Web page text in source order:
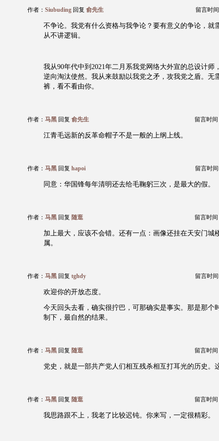
作者： Siubuding 回复 俞先生 留言时
不争论。我党有什么资格与我争论？要有意义的争论，就
从不讲逻辑。
我从90年代中到2021年二月系我党网络大外宣的总设计师
逆向淘汰使然。我从来鼓励以我党之矛，攻我党之盾。无
裤，看不看由你。
作者： 马黑 回复 俞先生 留言时间
江青毛远新的反革命帽子不是一般的上纲上线。
作者： 马黑 回复 hapoi 留言时间
同意：华国锋每年清明还去给毛鞠躬三次，是最大的假。
作者： 马黑 回复 随逛 留言时间
加上最大，应该不会错。还有一点：画像还挂在天安门城
属。
作者： 马黑 回复 tghdy 留言时间
欢迎你的开放态度。
今天回头去看，确实很拧巴，可那确实是事实。那是那个
制下，最自然的结果。
作者： 马黑 回复 随逛 留言时间
党史，就是一部共产党人们相互残杀相互打耳光的历史。
作者： 马黑 回复 随逛 留言时间
我思路跟不上，我老了比较迟钝。你来写，一定很精彩。